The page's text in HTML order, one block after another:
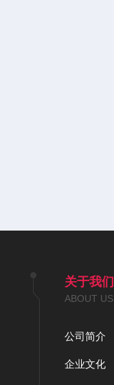
关于我们
ABOUT US
公司简介
企业文化